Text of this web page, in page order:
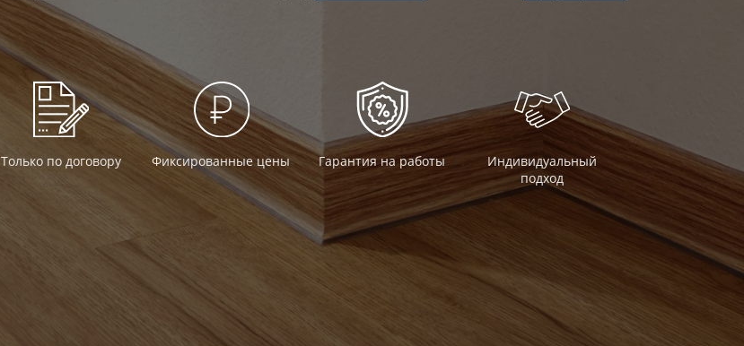
Только по договору Фиксированные цены Гарантия на работы
Индивидуальный
подход